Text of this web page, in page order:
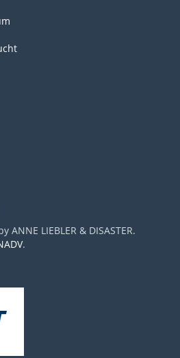
LIEBLER & DISASTER.
.